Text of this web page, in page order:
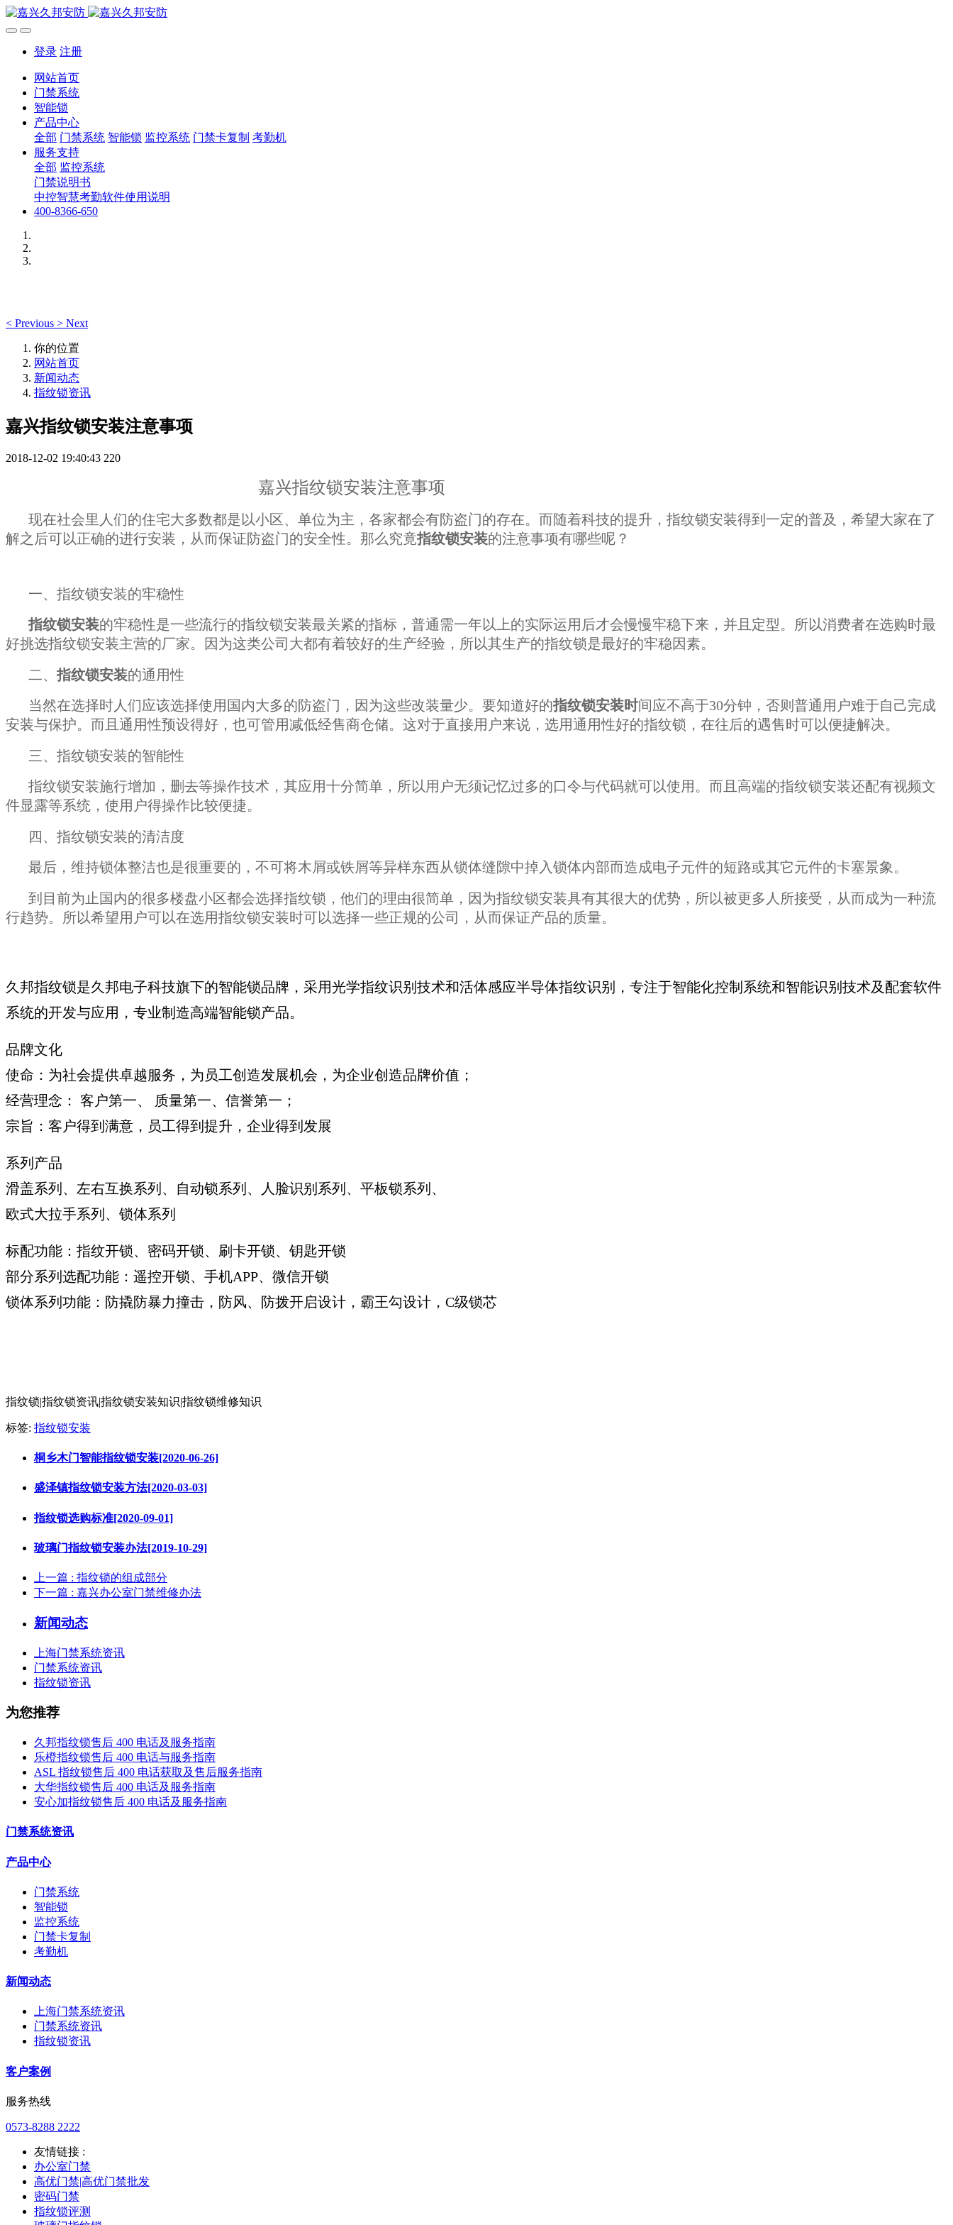
登录 注册
网站首页
门禁系统
智能锁
产品中心
全部 门禁系统 智能锁 监控系统 门禁卡复制 考勤机
服务支持
全部 监控系统
门禁说明书
中控智慧考勤软件使用说明
400-8366-650
< Previous > Next
你的位置
网站首页
新闻动态
指纹锁资讯
嘉兴指纹锁安装注意事项
2018-12-02 19:40:43 220
嘉兴指纹锁安装注意事项
现在社会里人们的住宅大多数都是以小区、单位为主，各家都会有防盗门的存在。而随着科技的提升，指纹锁安装得到一定的普及，希望大家在了
解之后可以正确的进行安装，从而保证防盗门的安全性。那么究竟指纹锁安装的注意事项有哪些呢？
一、指纹锁安装的牢稳性
指纹锁安装的牢稳性是一些流行的指纹锁安装最关紧的指标，普通需一年以上的实际运用后才会慢慢牢稳下来，并且定型。所以消费者在选购时最
好挑选指纹锁安装主营的厂家。因为这类公司大都有着较好的生产经验，所以其生产的指纹锁是最好的牢稳因素。
二、 指纹锁安装的通用性
当然在选择时人们应该选择使用国内大多的防盗门，因为这些改装量少。要知道好的指纹锁安装时间应不高于30分钟，否则普通用户难于自己完成
安装与保护。而且通用性预设得好，也可管用减低经售商仓储。这对于直接用户来说，选用通用性好的指纹锁，在往后的遇售时可以便捷解决。
三、指纹锁安装的智能性
指纹锁安装施行增加，删去等操作技术，其应用十分简单，所以用户无须记忆过多的口令与代码就可以使用。而且高端的指纹锁安装还配有视频文
件显露等系统，使用户得操作比较便捷。
四、指纹锁安装的清洁度
最后，维持锁体整洁也是很重要的，不可将木屑或铁屑等异样东西从锁体缝隙中掉入锁体内部而造成电子元件的短路或其它元件的卡塞景象。
到目前为止国内的很多楼盘小区都会选择指纹锁，他们的理由很简单，因为指纹锁安装具有其很大的优势，所以被更多人所接受，从而成为一种流
行趋势。所以希望用户可以在选用指纹锁安装时可以选择一些正规的公司，从而保证产品的质量。
久邦指纹锁是久邦电子科技旗下的智能锁品牌，采用光学指纹识别技术和活体感应半导体指纹识别，专注于智能化控制系统和智能识别技术及配套软件
系统的开发与应用，专业制造高端智能锁产品。
品牌文化
使命：为社会提供卓越服务，为员工创造发展机会，为企业创造品牌价值；
经营理念： 客户第一、 质量第一、信誉第一；
宗旨：客户得到满意，员工得到提升，企业得到发展
系列产品
滑盖系列、左右互换系列、自动锁系列、人脸识别系列、平板锁系列、
欧式大拉手系列、锁体系列
标配功能：指纹开锁、密码开锁、刷卡开锁、钥匙开锁
部分系列选配功能：遥控开锁、手机APP、微信开锁
锁体系列功能：防撬防暴力撞击，防风、防拨开启设计，霸王勾设计，C级锁芯
指纹锁|指纹锁资讯|指纹锁安装知识|指纹锁维修知识
标签: 指纹锁安装
桐乡木门智能指纹锁安装[2020-06-26]
盛泽镇指纹锁安装方法[2020-03-03]
指纹锁选购标准[2020-09-01]
玻璃门指纹锁安装办法[2019-10-29]
上一篇 : 指纹锁的组成部分
下一篇 : 嘉兴办公室门禁维修办法
新闻动态
上海门禁系统资讯
门禁系统资讯
指纹锁资讯
为您推荐
久邦指纹锁售后 400 电话及服务指南
乐橙指纹锁售后 400 电话与服务指南
ASL 指纹锁售后 400 电话获取及售后服务指南
大华指纹锁售后 400 电话及服务指南
安心加指纹锁售后 400 电话及服务指南
门禁系统资讯
产品中心
门禁系统
智能锁
监控系统
门禁卡复制
考勤机
新闻动态
上海门禁系统资讯
门禁系统资讯
指纹锁资讯
客户案例
服务热线
0573-8288 2222
友情链接 :
办公室门禁
高优门禁|高优门禁批发
密码门禁
指纹锁评测